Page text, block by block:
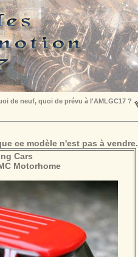
de neuf, quoi de prévu à l'AMLGC17 ?
ce modèle n'est pas à vendre.
Cars
Motorhome